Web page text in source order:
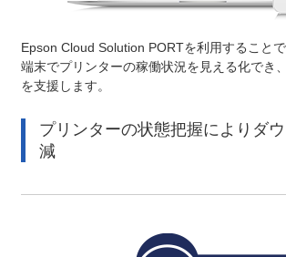
Epson Cloud Solution PORTを利用すること
端末でプリンターの稼働状況を見える化でき
を支援します。
プリンターの状態把握によりダ
減